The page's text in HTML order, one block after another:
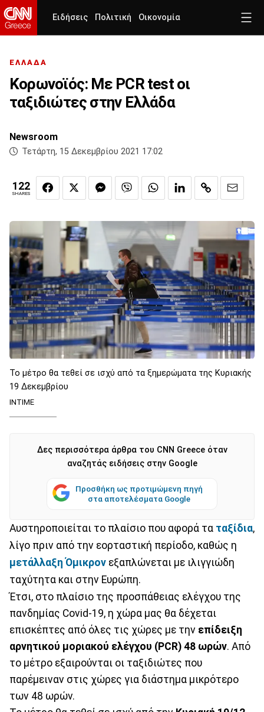
Ειδήσεις Πολιτική Οικονομία
ΕΛΛΑΔΑ
Κορωνοϊός: Με PCR test οι
ταξιδιώτες στην Ελλάδα
Newsroom
Τετάρτη, 15 Δεκεμβρίου 2021 17:02
122
SHARES
Το μέτρο θα τεθεί σε ισχύ από τα ξημερώματα της Κυριακής
19 Δεκεμβρίου
INTIME
Δες περισσότερα άρθρα του CNN Greece όταν
αναζητάς ειδήσεις στην Google
Προσθήκη ως προτιμώμενη πηγή
στα αποτελέσματα Google
Αυστηροποιείται το πλαίσιο που αφορά τα ταξίδια,
λίγο πριν από την εορταστική περίοδο, καθώς η
μετάλλαξη Όμικρον εξαπλώνεται με ιλιγγιώδη
ταχύτητα και στην Ευρώπη.
Έτσι, στο πλαίσιο της προσπάθειας ελέγχου της
πανδημίας Covid-19, η χώρα μας θα δέχεται
επισκέπτες από όλες τις χώρες με την επίδειξη
αρνητικού μοριακού ελέγχου (PCR) 48 ωρών. Από
το μέτρο εξαιρούνται οι ταξιδιώτες που
παρέμειναν στις χώρες για διάστημα μικρότερο
των 48 ωρών.